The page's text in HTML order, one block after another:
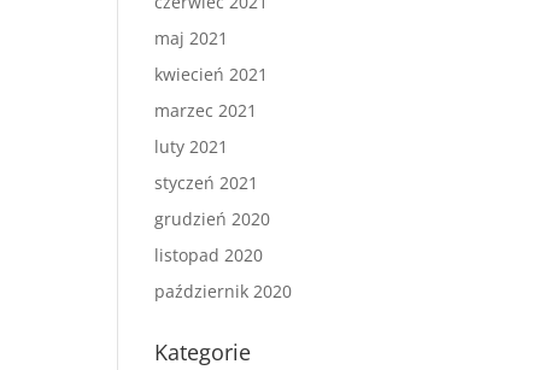
maj 2021
kwiecień 2021
marzec 2021
luty 2021
styczeń 2021
grudzień 2020
listopad 2020
październik 2020
Kategorie